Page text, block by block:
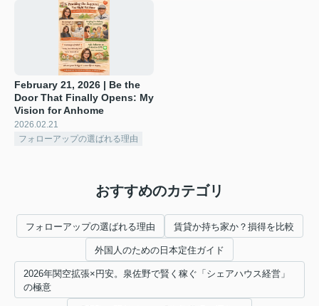
February 21, 2026 | Be the
Door That Finally Opens: My
Vision for Anhome
2026.02.21
フォローアップの選ばれる理由
おすすめのカテゴリ
フォローアップの選ばれる理由 賃貸か持ち家か？損得を比較
外国人のための日本定住ガイド
2026年関空拡張×円安。泉佐野で賢く稼ぐ「シェアハウス経営」
の極意